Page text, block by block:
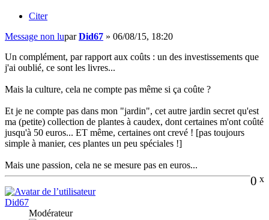
Citer
Message non luparDid67 » 06/08/15, 18:20
Un complément, par rapport aux coûts : un des investissements que
j'ai oublié, ce sont les livres...
Mais la culture, cela ne compte pas même si ça coûte ?
Et je ne compte pas dans mon "jardin", cet autre jardin secret qu'est
ma (petite) collection de plantes à caudex, dont certaines m'ont coûté
jusqu'à 50 euros... ET même, certaines ont crevé ! [pas toujours
simple à manier, ces plantes un peu spéciales !]
Mais une passion, cela ne se mesure pas en euros...
0 x
Did67
Modérateur